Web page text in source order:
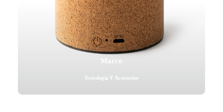
Marco
Tecnología Y Accesorios